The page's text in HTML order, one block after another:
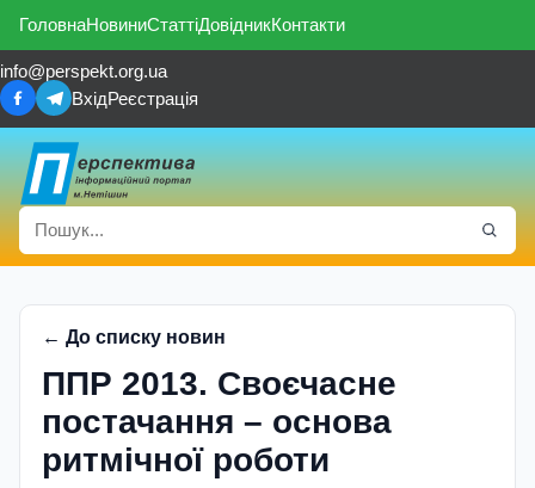
ГоловнаНовиниСтаттіДовідникКонтакти
info@perspekt.org.ua
ВхідРеєстрація
← До списку новин
ППР 2013. Своєчасне
постачання – основа
ритмічної роботи